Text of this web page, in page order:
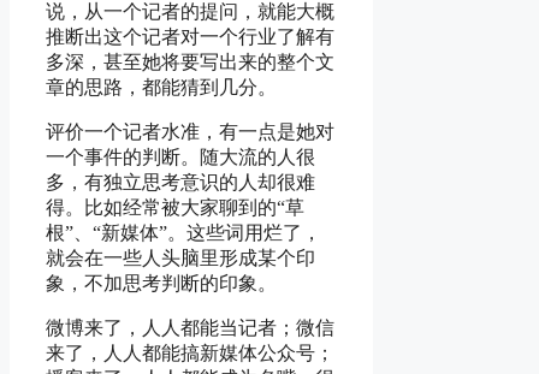
说，从一个记者的提问，就能大概
推断出这个记者对一个行业了解有
多深，甚至她将要写出来的整个文
章的思路，都能猜到几分。
评价一个记者水准，有一点是她对
一个事件的判断。随大流的人很
多，有独立思考意识的人却很难
得。比如经常被大家聊到的“草
根”、“新媒体”。这些词用烂了，
就会在一些人头脑里形成某个印
象，不加思考判断的印象。
微博来了，人人都能当记者；微信
来了，人人都能搞新媒体公众号；